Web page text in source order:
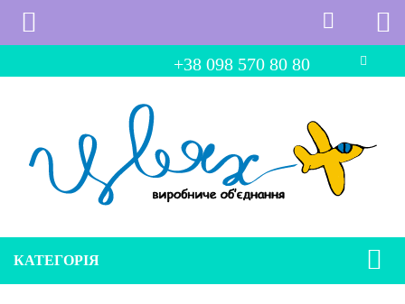
+38 098 570 80 80
КАТЕГОРІЯ